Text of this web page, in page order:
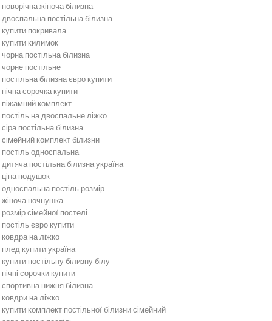
новорічна жіноча білизна
двоспальна постільна білизна
купити покривала
купити килимок
чорна постільна білизна
чорне постільне
постільна білизна євро купити
нічна сорочка купити
піжамний комплект
постіль на двоспальне ліжко
сіра постільна білизна
сімейний комплект білизни
постіль односпальна
дитяча постільна білизна україна
ціна подушок
односпальна постіль розмір
жіноча ночнушка
розмір сімейної постелі
постіль євро купити
ковдра на ліжко
плед купити україна
купити постільну білизну білу
нічні сорочки купити
спортивна нижня білизна
ковдри на ліжко
купити комплект постільної білизни сімейний